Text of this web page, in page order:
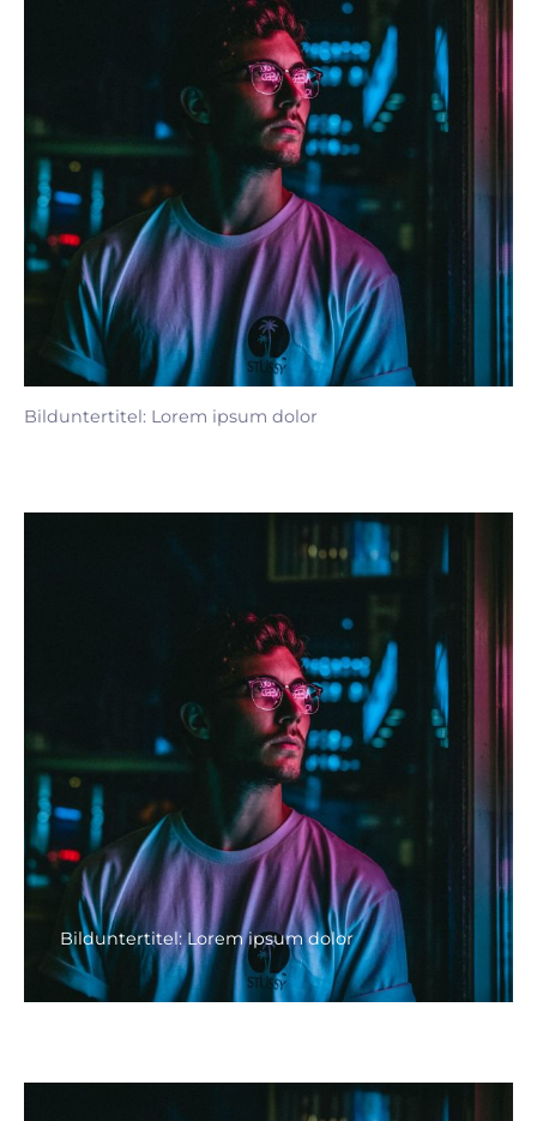
Bilduntertitel: Lorem ipsum dolor
Bilduntertitel: Lorem ipsum dolor